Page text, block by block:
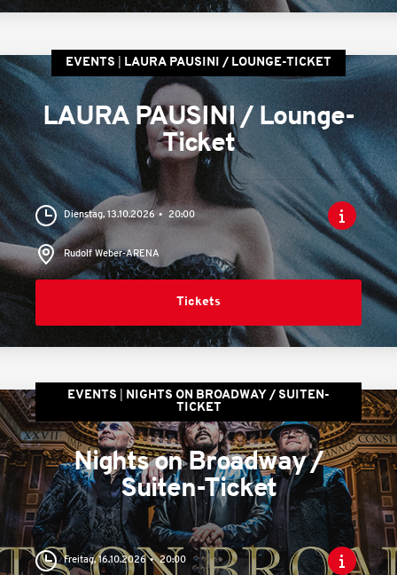
EVENTS LAURA PAUSINI / LOUNGE-TICKET
LAURA PAUSINI / Lounge-
Ticket
Dienstag, 13.10.2026 20:00
Rudolf Weber-ARENA
Tickets
EVENTS
NIGHTS ON BROADWAY / SUITEN-
TICKET
Nights on Broadway /
Suiten-Ticket
Freitag, 16.10.2026 20:00